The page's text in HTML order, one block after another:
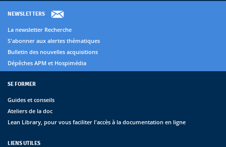
NEWSLETTERS
La newsletter Recherche
S'abonner aux alertes thématiques
Bulletin des nouvelles acquisitions
Dépêches APM et Hospimédia
SE FORMER
Guides et conseils
Ateliers de la doc
Lean Library, pour vous faciliter l'accès à la documentation en ligne
LIENS UTILES